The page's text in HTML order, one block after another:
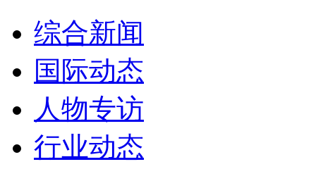
综合新闻
国际动态
人物专访
行业动态